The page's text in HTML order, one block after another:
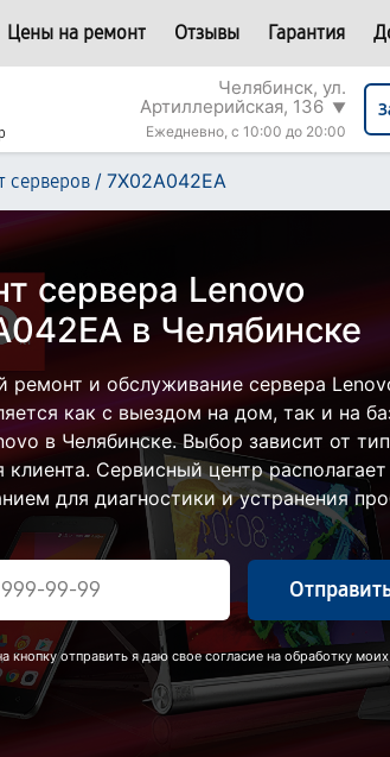
Цены на ремонт Отзывы Гарантия
Челябинск, ул.
Артиллерийская, 136 ▼
Ежедневно, с 10:00 до 20:00
серверов / 7X02A042EA
сервера Lenovo
в Челябинске
ремонт и обслуживание сервера
как с выездом на дом, так и на
в Челябинске. Выбор зависит от
клиента. Сервисный центр
для диагностики и устранения
кнопку отправить я даю свое согласие на обработку моих